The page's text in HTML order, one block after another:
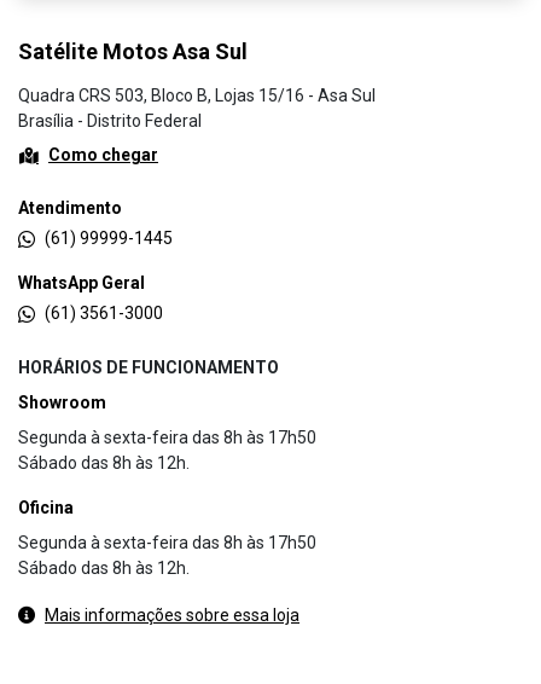
Satélite Motos Asa Sul
Quadra CRS 503, Bloco B, Lojas 15/16 - Asa Sul
Brasília - Distrito Federal
Como chegar
Atendimento
(61) 99999-1445
WhatsApp Geral
(61) 3561-3000
HORÁRIOS DE FUNCIONAMENTO
Showroom
Segunda à sexta-feira das 8h às 17h50
Sábado das 8h às 12h.
Oficina
Segunda à sexta-feira das 8h às 17h50
Sábado das 8h às 12h.
Mais informações sobre essa loja